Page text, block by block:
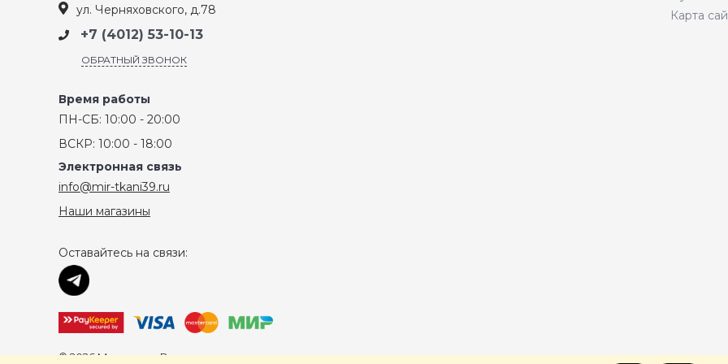
ул. Черняховского, д.78
+7 (4012) 53-10-13
ОБРАТНЫЙ ЗВОНОК
Время работы
ПН-СБ: 10:00 - 20:00
ВСКР: 10:00 - 18:00
Электронная связь
info@mir-tkani39.ru
Наши магазины
Оставайтесь на связи:
Карта
© 2026 Мир ткани, Все права защищены